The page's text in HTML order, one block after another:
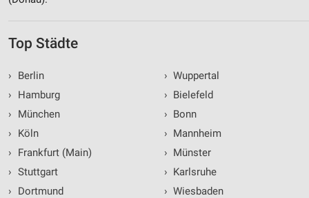
Top Städte
›
Berlin
›
Hamburg
›
München
›
Köln
›
Frankfurt (Main)
› Stuttgart
›
Dortmund
› Wuppertal
› Bielefeld
› Bonn
› Mannheim
› Münster
› Karlsruhe
› Wiesbaden